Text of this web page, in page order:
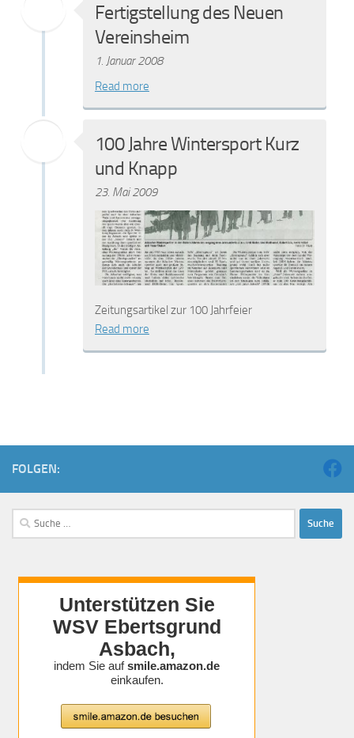
Fertigstellung des Neuen
Vereinsheim
1. Januar 2008
Read more
100 Jahre Wintersport Kurz
und Knapp
23. Mai 2009
Zeitungsartikel zur 100 Jahrfeier
Read more
FOLGEN: